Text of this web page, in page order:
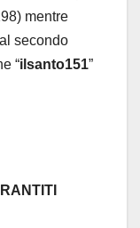
mentre
secondo
“ilsanto151”